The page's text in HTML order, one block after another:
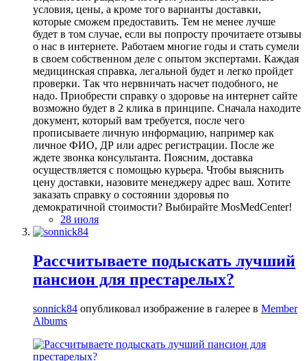
условия, цены, а кроме того варианты доставки,
которые сможем предоставить. Тем не менее лучше
будет в том случае, если вы попросту прочитаете отзывы
о нас в интернете. Работаем многие годы и стать сумели
в своем собственном деле с опытом экспертами. Каждая
медицинская справка, легальной будет и легко пройдет
проверки. Так что нервничать насчет подобного, не
надо. Приобрести справку о здоровье на интернет сайте
возможно будет в 2 клика в принципе. Сначала находите
документ, который вам требуется, после чего
прописываете личную информацию, например как
личное ФИО, ДР или адрес регистрации. После же
ждете звонка консультанта. Поясним, доставка
осуществляется с помощью курьера. Чтобы выяснить
цену доставки, назовите менеджеру адрес ваш. Хотите
заказать справку о состоянии здоровья по
демократичной стоимости? Выбирайте MosMedCenter!
28 июля
Рассчитываете подыскать лучший
пансион для престарелых?
sonnick84 опубликовал изображение в галерее в Member
Albums